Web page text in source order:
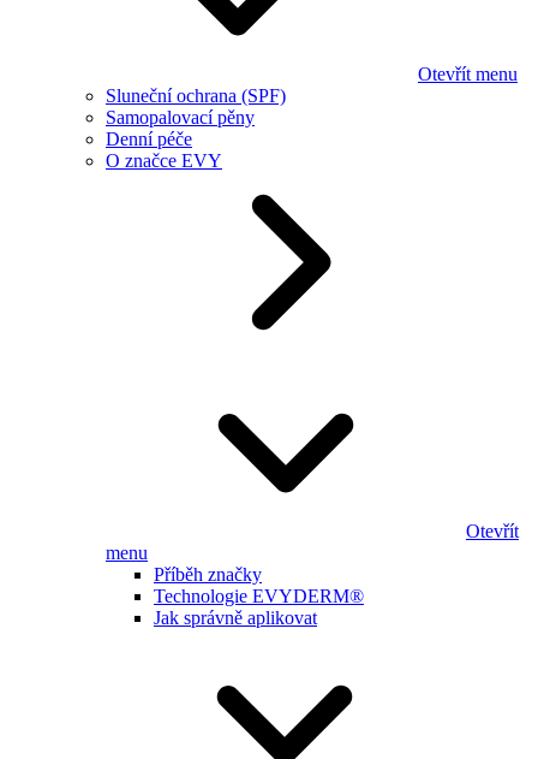
Otevřít menu
Sluneční ochrana (SPF)
Samopalovací pěny
Denní péče
O značce EVY
Otevřít
menu
Příběh značky
Technologie EVYDERM®
Jak správně aplikovat